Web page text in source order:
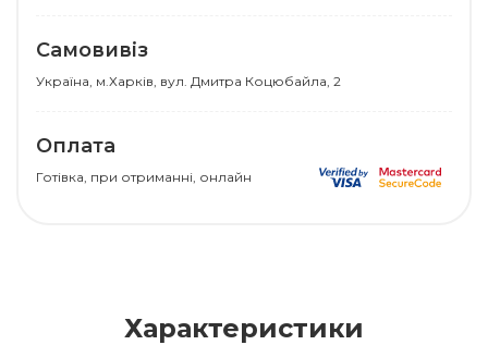
Самовивіз
Українa, м.Харків, вул. Дмитра Коцюбайла, 2
Оплата
Готівка, при отриманні, онлайн
Характеристики